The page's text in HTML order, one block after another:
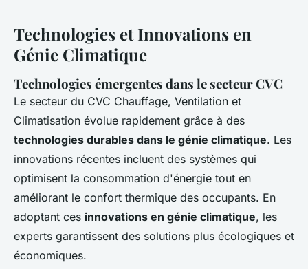
Technologies et Innovations en
Génie Climatique
Technologies émergentes dans le secteur CVC
Le secteur du CVC Chauffage, Ventilation et
Climatisation évolue rapidement grâce à des
technologies durables dans le génie climatique. Les
innovations récentes incluent des systèmes qui
optimisent la consommation d'énergie tout en
améliorant le confort thermique des occupants. En
adoptant ces innovations en génie climatique, les
experts garantissent des solutions plus écologiques et
économiques.